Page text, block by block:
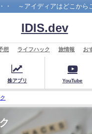
・ ～アイディアはどこから
IDIS.dev
想 ライフハック 旅情報 お
株アプリ YouTube